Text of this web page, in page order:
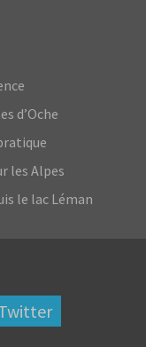
d’Oche
les Alpes
le lac Léman